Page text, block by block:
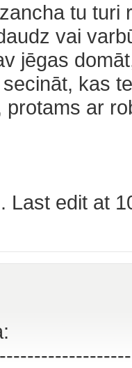
tu turi
vai
jēgas
kas
protams ar
Last edit at